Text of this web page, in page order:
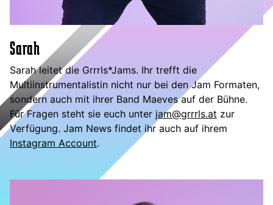
Sarah
Sarah leitet die Grrrls*Jams. Ihr trefft die
Multiinstrumentalistin nicht nur bei den Jam Formaten,
sondern auch mit ihrer Band Maeves auf der Bühne.
Für Fragen steht sie euch unter jam@grrrls.at zur
Verfügung. Jam News findet ihr auch auf ihrem
Instagram Account.